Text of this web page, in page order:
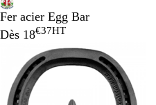
Fer acier Egg Bar
Dès 18€37HT